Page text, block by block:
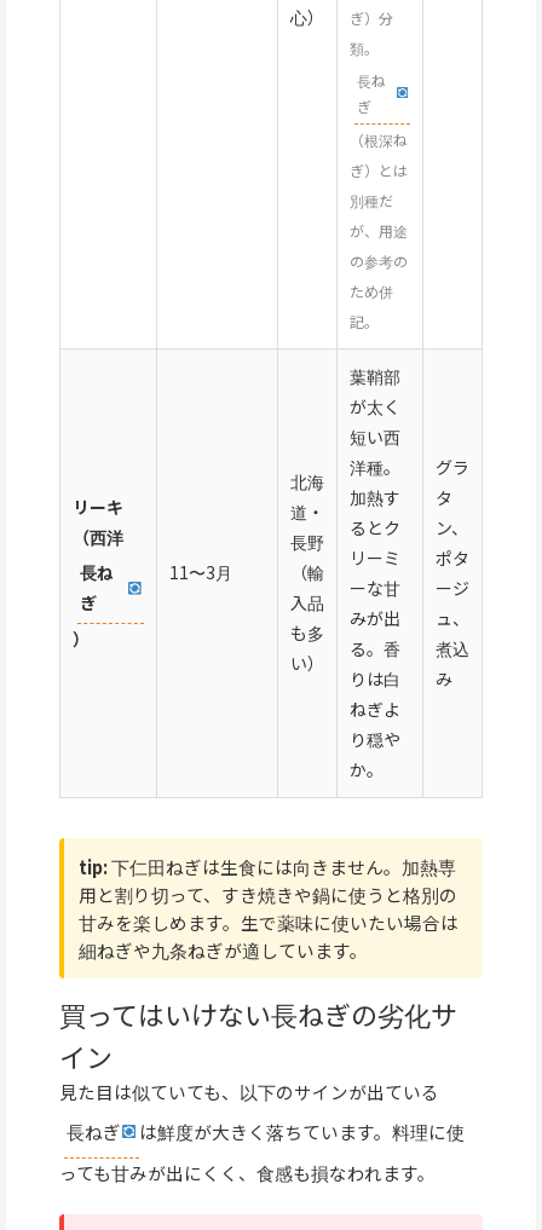
心）
ぎ）分
類。
長ね
ぎ
（根深ね
ぎ）とは
別種だ
が、用途
の参考の
ため併
記。
リーキ
（西洋
長ね
ぎ
）
11〜3月
北海
道・
長野
（輸
入品
も多
い）
葉鞘部
が太く
短い西
洋種。
加熱す
るとク
リーミ
ーな甘
みが出
る。香
りは白
ねぎよ
り穏や
か。
グラ
タ
ン、
ポタ
ージ
ュ、
煮込
み
tip:下仁田ねぎは生食には向きません。加熱専
用と割り切って、すき焼きや鍋に使うと格別の
甘みを楽しめます。生で薬味に使いたい場合は
細ねぎや九条ねぎが適しています。
買ってはいけない長ねぎの劣化サ
イン
見た目は似ていても、以下のサインが出ている
長ねぎ
は鮮度が大きく落ちています。料理に使
っても甘みが出にくく、食感も損なわれます。